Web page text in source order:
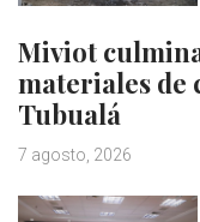
Miviot
materiales de
Tubualá
7 agosto, 2026